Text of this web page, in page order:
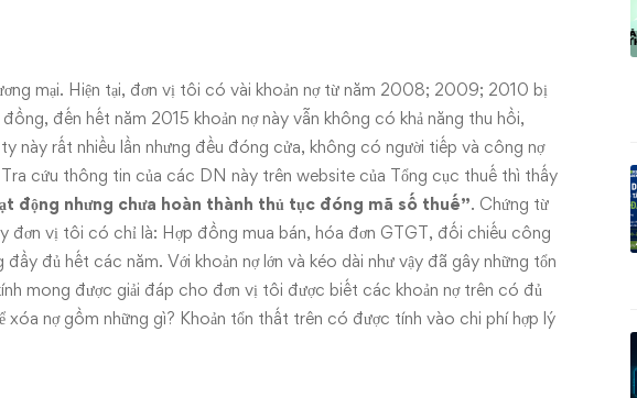
mại. Hiện tại, đơn vị tôi có vài khoản nợ từ năm 2008; 2009; 2010 bị
đến hết năm 2015 khoản nợ này vẫn không có khả năng thu hồi,
này rất nhiều lần nhưng đều đóng cửa, không có người tiếp và công nợ
cứu thông tin của các DN này trên website của Tổng cục thuế thì thấy
động nhưng chưa hoàn thành thủ tục đóng mã số thuế”. Chứng từ
đơn vị tôi có chỉ là: Hợp đồng mua bán, hóa đơn GTGT, đối chiếu công
đủ hết các năm. Với khoản nợ lớn và kéo dài như vậy đã gây những tổn
mong được giải đáp cho đơn vị tôi được biết các khoản nợ trên có đủ
xóa nợ gồm những gì? Khoản tổn thất trên có được tính vào chi phí hợp lý